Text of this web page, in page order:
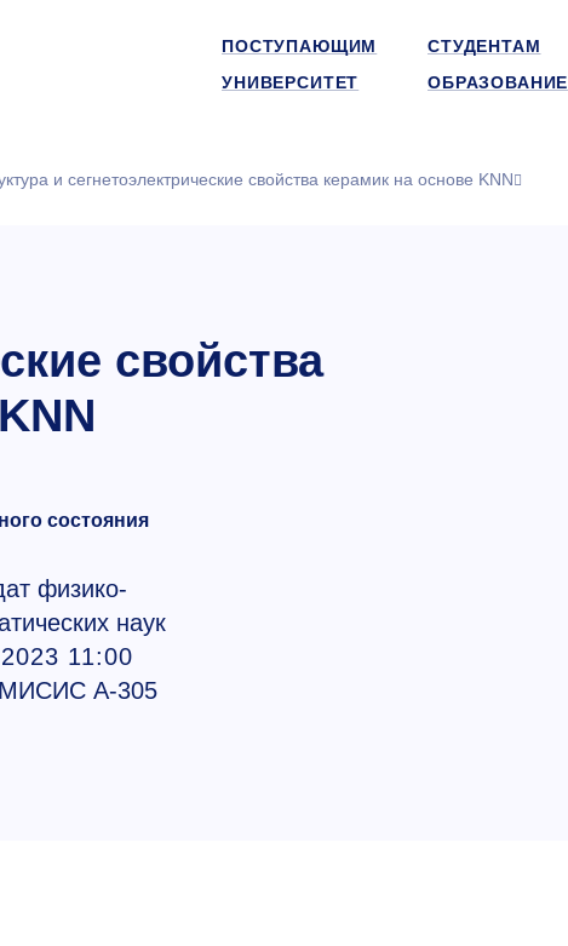
ПОСТУПАЮЩИМ СТУДЕНТАМ
УНИВЕРСИТЕТ
ОБРАЗОВАНИЕ
и сегнетоэлектрические свойства керамик на основе KNN
свойства
состояния
физико-
наук
11:00
А-305